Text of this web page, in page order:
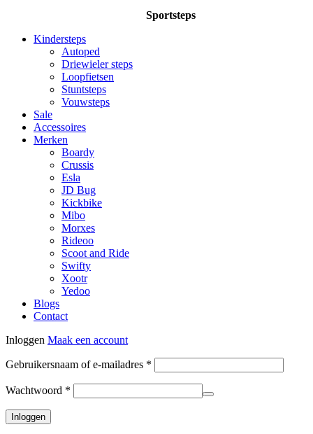
Sportsteps
Kindersteps
Autoped
Driewieler steps
Loopfietsen
Stuntsteps
Vouwsteps
Sale
Accessoires
Merken
Boardy
Crussis
Esla
JD Bug
Kickbike
Mibo
Morxes
Rideoo
Scoot and Ride
Swifty
Xootr
Yedoo
Blogs
Contact
Inloggen Maak een account
Gebruikersnaam of e-mailadres *
Wachtwoord *
Inloggen